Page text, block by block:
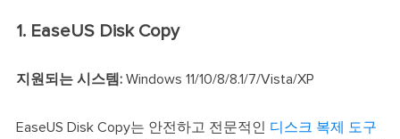
1. EaseUS Disk Copy
지원되는 시스템:Windows 11/10/8/8.1/7/Vista/XP
EaseUS Disk Copy는 안전하고 전문적인 디스크 복제 도구